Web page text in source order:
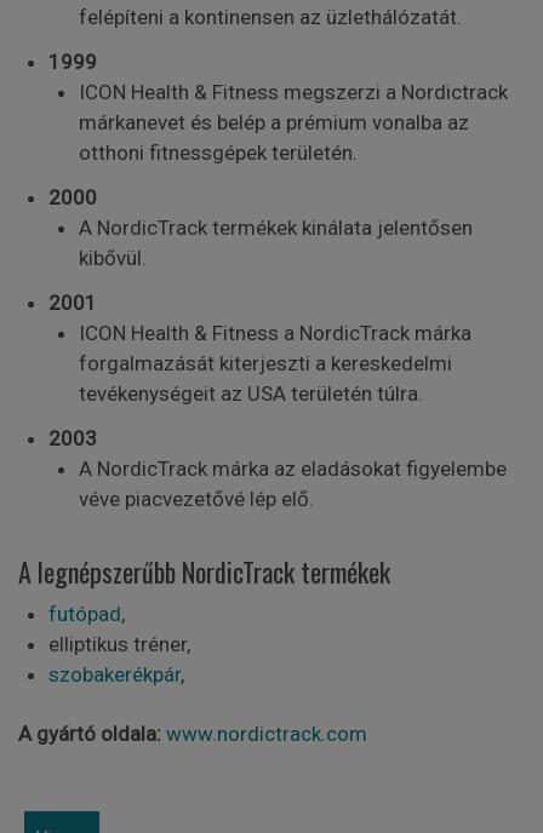
felépíteni a kontinensen az üzlethálózatát.
1999
ICON Health & Fitness megszerzi a Nordictrack
márkanevet és belép a prémium vonalba az
otthoni fitnessgépek területén.
2000
A NordicTrack termékek kinálata jelentősen
kibővül.
2001
ICON Health & Fitness a NordicTrack márka
forgalmazását kiterjeszti a kereskedelmi
tevékenységeit az USA területén túlra.
2003
A NordicTrack márka az eladásokat figyelembe
véve piacvezetővé lép elő.
A legnépszerűbb NordicTrack termékek
futópad,
elliptikus tréner,
szobakerékpár,
A gyártó oldala: www.nordictrack.com